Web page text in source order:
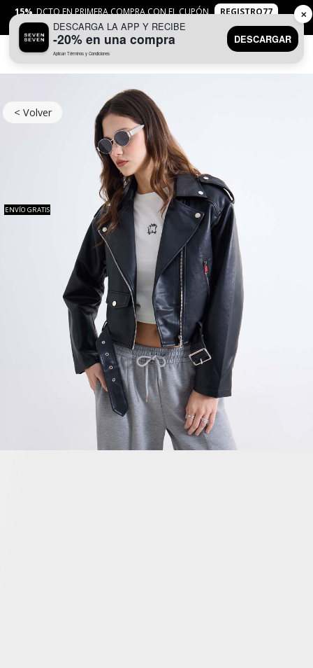
15% DCTO EN PRIMERA COMPRA CON EL CUPÓN
REGISTRO77
APLICANTYC
< Volver
ENVÍO GRATIS
DESCARGA LA APP Y RECIBE
-20% en una compra
Aplican Términos y Condiciones
DESCARGAR
✕